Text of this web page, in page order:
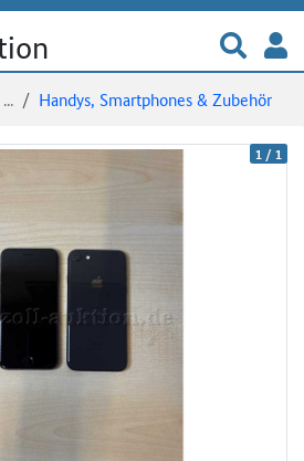
Zur
... Handys, Smartphones & Zubehör
1 /1